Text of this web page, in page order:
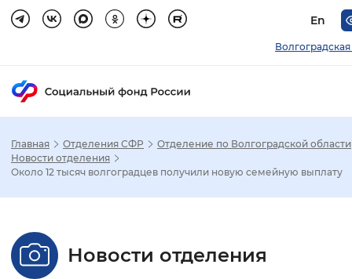
En
Настройка режима отображения
Стандартный Увеличенный
Главная Отделения СФР
Отделение по Волгоградской области
Новости отделения
Около 12 тысяч волгоградцев получили новую семейную выплату
Новости отделения